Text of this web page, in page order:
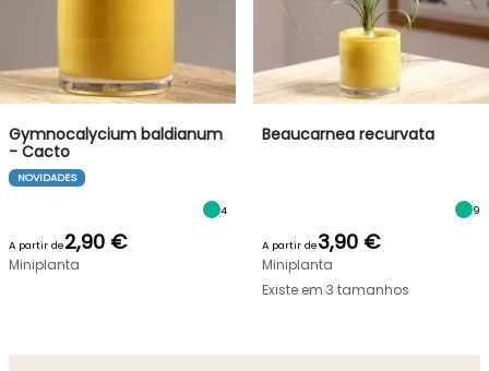
Gymnocalycium baldianum
- Cacto
NOVIDADES
4
A partir de2,90 €
Miniplanta
Beaucarnea recurvata
9
A partir de3,90 €
Miniplanta
Existe em 3 tamanhos